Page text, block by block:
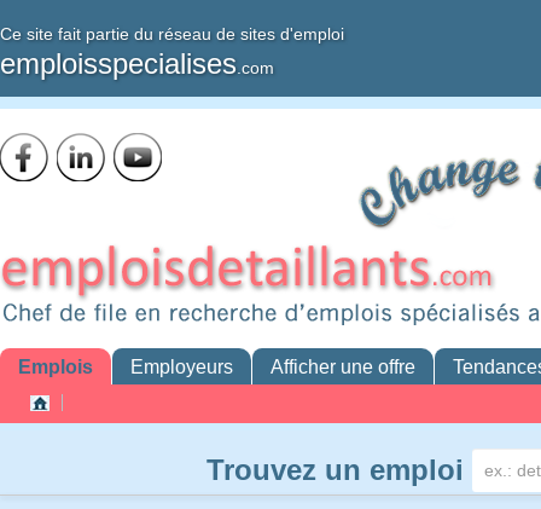
Ce site fait partie du réseau de sites d'emploi
emploisspecialises .com
Emplois Employeurs Afficher une offre
Trouvez un emploi